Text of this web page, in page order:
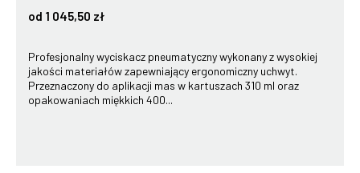
od 1 045,50 zł
Profesjonalny wyciskacz pneumatyczny wykonany z wysokiej
jakości materiałów zapewniający ergonomiczny uchwyt.
Przeznaczony do aplikacji mas w kartuszach 310 ml oraz
opakowaniach miękkich 400...